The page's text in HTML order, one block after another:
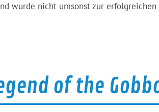
wurde nicht umsonst zur erfolgreichen
of the